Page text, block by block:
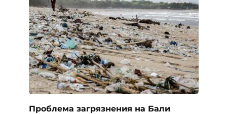
миллионов туристов.
162
Добавить комментарий